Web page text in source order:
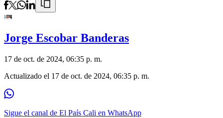
Jorge Escobar Banderas
17 de oct. de 2024, 06:35 p. m.
Actualizado el 17 de oct. de 2024, 06:35 p. m.
Sigue el canal de El País Cali en WhatsApp